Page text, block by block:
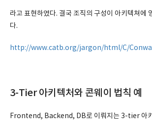
라고 표현하였다. 결국 조직의 구성이 아키텍쳐에
다.
http://www.catb.org/jargon/html/C/
3-Tier 아키텍처와 콘웨이 법칙 예
Frontend, Backend, DB로 이뤄지는 3-tier 아키